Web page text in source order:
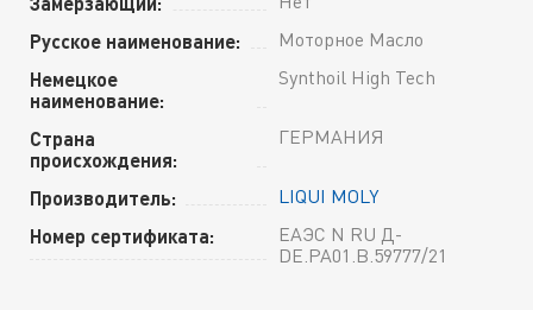
Русское наименование: Моторное Масло
Немецкое
наименование:
Synthoil High Tech
Страна
происхождения:
ГЕРМАНИЯ
Производитель: LIQUI MOLY
Номер сертификата:
ЕАЭС N RU Д-
DE.РА01.В.59777/21